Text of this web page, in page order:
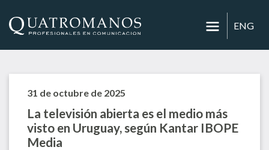
ENG
31 de octubre de 2025
La televisión abierta es el medio más
visto en Uruguay, según Kantar IBOPE
Media